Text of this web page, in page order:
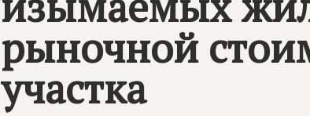
рыночной
участка